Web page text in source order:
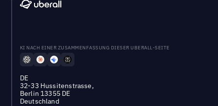
KI NACH EINER ZUSAMMENFASSUNG DIESER UBERALL-SEITE
DE
32-33 Hussitenstrasse,
Berlin 13355 DE
Deutschland